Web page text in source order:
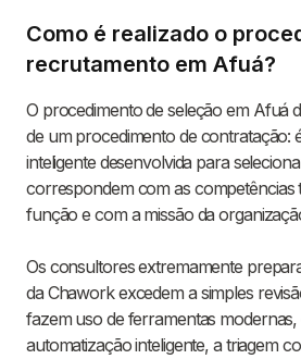
Como é realizado o
recrutamento em Afuá?
O procedimento de seleção em Afuá
de um procedimento de contratação:
inteligente desenvolvida para
correspondem com as competências
função e com a missão da
Os consultores extremamente
da Chawork excedem a simples
fazem uso de ferramentas
automatização inteligente, a triagem